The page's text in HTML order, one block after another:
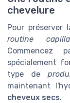
chevelure
Pour préserver
routine
spécialement
type de
maintenant
cheveux secs.